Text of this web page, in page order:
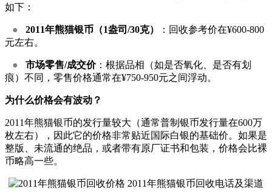
如下：
● 2011年熊猫银币（1盎司/30克）
：回收参考价在¥600-800
元左右。
● 市场零售/成交价：根据品相（如是否氧化、是否有划
痕）不同，零售价格通常在¥750-950元之间浮动。
为什么价格会有波动？
2011年熊猫银币的发行量较大（通常普制银币发行量在600万
枚左右），因此它的价格非常贴近国际白银的基础价。如果是
整版、未流通的绝品，或者带有原厂证书和包装，价格会比裸
币略高一些。